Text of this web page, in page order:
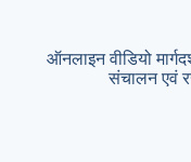
ऑनलाइन वीडियो
संचालन एवं
ऑनलाइन वीडियो
पड़ने पर संचालन